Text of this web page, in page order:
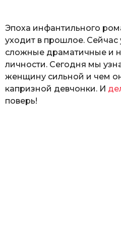
Эпоха инфантильного
уходит в прошлое.
сложные драматичные и
личности. Сегодня мы
женщину сильной и чем
капризной девчонки. И
поверь!